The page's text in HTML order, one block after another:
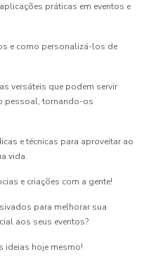
práticas em eventos e
e como personalizá-los de
versáteis que podem servir
pessoal, tornando-os
e técnicas para aproveitar ao
vida.
e criações com a gente!
para melhorar sua
aos seus eventos?
ideias hoje mesmo!